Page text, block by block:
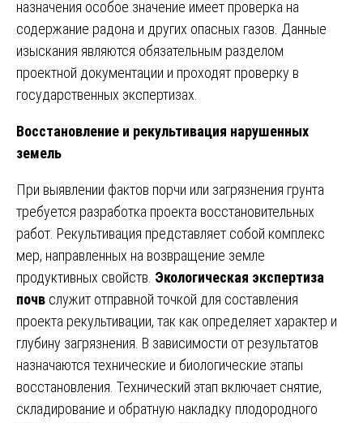
назначения особое значение имеет проверка на
содержание радона и других опасных газов. Данные
изыскания являются обязательным разделом
проектной документации и проходят проверку в
государственных экспертизах.
Восстановление и рекультивация нарушенных
земель
При выявлении фактов порчи или загрязнения грунта
требуется разработка проекта восстановительных
работ. Рекультивация представляет собой комплекс
мер, направленных на возвращение земле
продуктивных свойств. Экологическая экспертиза
почв служит отправной точкой для составления
проекта рекультивации, так как определяет характер и
глубину загрязнения. В зависимости от результатов
назначаются технические и биологические этапы
восстановления. Технический этап включает снятие,
складирование и обратную накладку плодородного